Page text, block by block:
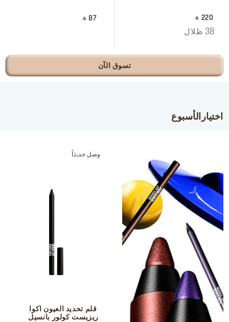
‎ ⃁ 220 ‎
38 ظلال
‎ ⃁ 87 ‎
تسوق الآن
اختيارالأسبوع
وصل حديثاً
ريزيست كولور بانسيل